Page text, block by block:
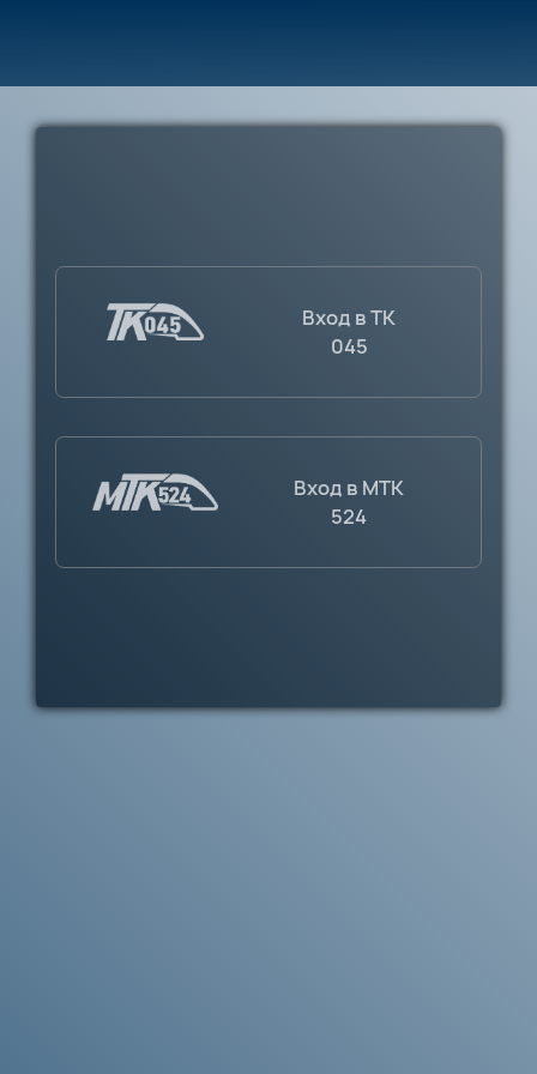
Вход в TK
045
Вход в MTK
524